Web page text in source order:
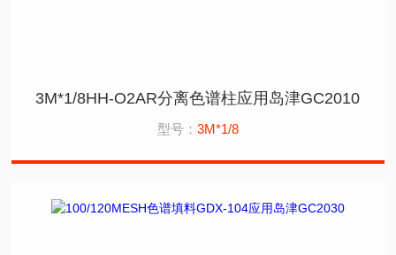
3M*1/8HH-O2AR分离色谱柱应用岛津GC2010
型号： 3M*1/8